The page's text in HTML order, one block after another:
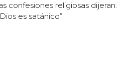
confesiones religiosas dijeran:
es satánico”.